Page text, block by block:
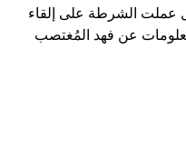
عملت الشرطة على إلقاء
عن فهد المُغتصب